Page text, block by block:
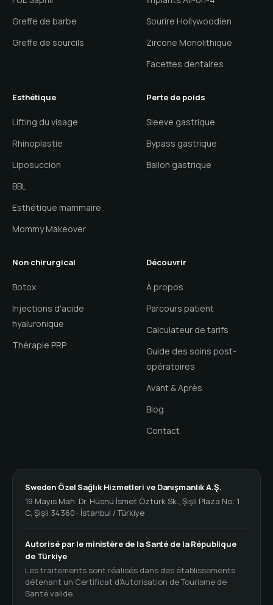
Greffe de barbe
Greffe de sourcils
Sourire Hollywoodien
Zircone Monolithique
Facettes dentaires
Esthétique
Lifting du visage
Rhinoplastie
Liposuccion
BBL
Esthétique mammaire
Mommy Makeover
Perte de poids
Sleeve gastrique
Bypass gastrique
Ballon gastrique
Non chirurgical
Botox
Injections d'acide
hyaluronique
Thérapie PRP
Découvrir
À propos
Parcours patient
Calculateur de tarifs
Guide des soins post-
opératoires
Avant & Après
Blog
Contact
Sweden Özel Sağlık Hizmetleri ve Danışmanlık A.Ş.
19 Mayıs Mah. Dr. Hüsnü İsmet Öztürk Sk., Şişli Plaza No: 1
C, Şişli 34360 · İstanbul / Türkiye
Autorisé par le ministère de la Santé de la République
de Türkiye
Les traitements sont réalisés dans des établissements
détenant un Certificat d'Autorisation de Tourisme de
Santé valide.